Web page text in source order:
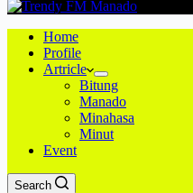
Home
Profile
Artricle
Bitung
Manado
Minahasa
Minut
Event
Search